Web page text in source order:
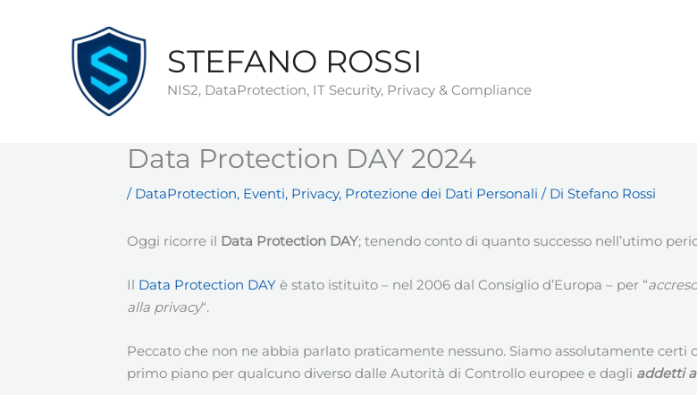
STEFANO ROSSI
NIS2, DataProtection, IT Security, Privacy & Compliance
Data Protection DAY 2024
/ DataProtection, Eventi, Privacy, Protezione dei Dati Personali / Di Stefano Rossi
Oggi ricorre il Data Protection DAY; tenendo conto di quanto successo nell’utimo
Il Data Protection DAY è stato istituito – nel 2006 dal Consiglio d’Europa – per “
alla privacy“.
Peccato che non ne abbia parlato praticamente nessuno. Siamo assolutamente
primo piano per qualcuno diverso dalle Autorità di Controllo europee e dagli addetti